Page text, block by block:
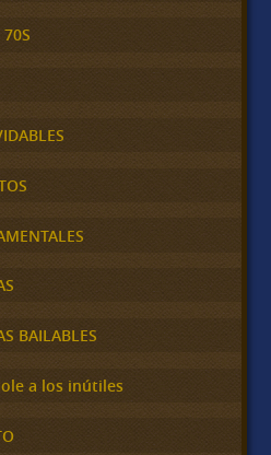
BAILABLES
a los inútiles